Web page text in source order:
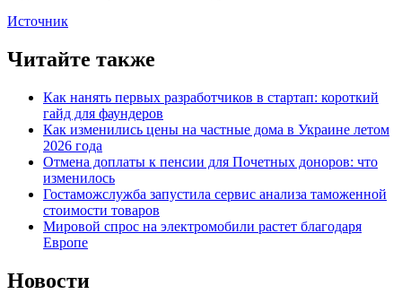
Источник
Читайте также
Как нанять первых разработчиков в стартап: короткий
гайд для фаундеров
Как изменились цены на частные дома в Украине летом
2026 года
Отмена доплаты к пенсии для Почетных доноров: что
изменилось
Гостаможслужба запустила сервис анализа таможенной
стоимости товаров
Мировой спрос на электромобили растет благодаря
Европе
Новости